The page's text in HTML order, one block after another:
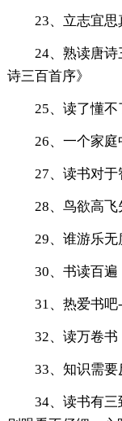
23、立志宜思
24、熟读唐诗
诗三百首序》
25、读了懂不
26、一个家庭中
27、读书对于智
28、鸟欲高飞
29、谁游乐无
30、书读百遍
31、热爱书吧
32、读万卷书
33、知识需要反
34、读书有三到